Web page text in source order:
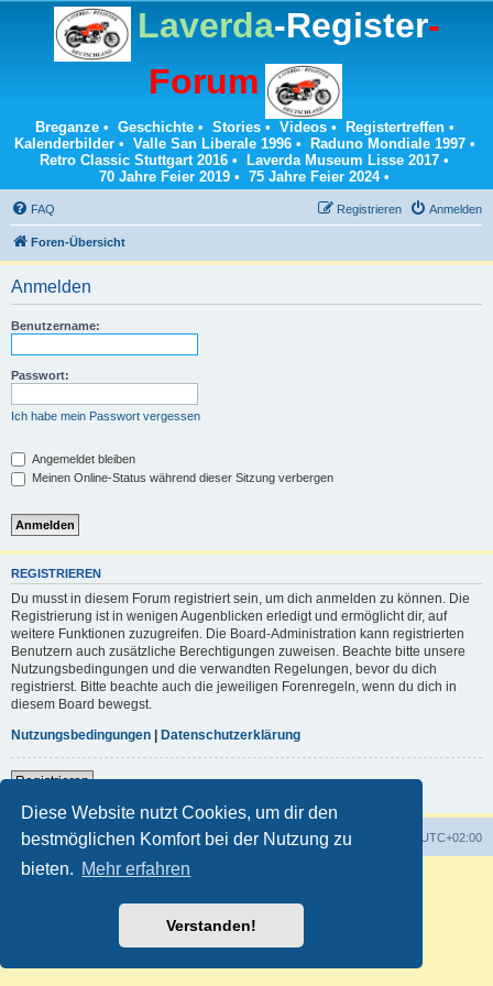
Diese Website nutzt Cookies, um dir den
bestmöglichen Komfort bei der Nutzung zu
bieten. Mehr erfahren
Verstanden!
Laverda-Register-
Forum
Breganze• Geschichte• Stories• Videos• Registertreffen•
Kalenderbilder• Valle San Liberale 1996• Raduno Mondiale 1997•
Retro Classic Stuttgart 2016 • Laverda Museum Lisse 2017 •
70 Jahre Feier 2019 • 75 Jahre Feier 2024•
FAQ Anmelden
Registrieren
Foren-Übersicht
Anmelden
Benutzername:
Passwort:
Ich habe mein Passwort vergessen
Angemeldet bleiben
Meinen Online-Status während dieser Sitzung verbergen
REGISTRIEREN
Du musst in diesem Forum registriert sein, um dich anmelden zu können. Die
Registrierung ist in wenigen Augenblicken erledigt und ermöglicht dir, auf
weitere Funktionen zuzugreifen. Die Board-Administration kann registrierten
Benutzern auch zusätzliche Berechtigungen zuweisen. Beachte bitte unsere
Nutzungsbedingungen und die verwandten Regelungen, bevor du dich
registrierst. Bitte beachte auch die jeweiligen Forenregeln, wenn du dich in
diesem Board bewegst.
Nutzungsbedingungen
Datenschutzerklärung
Registrieren
Foren-Übersicht Alle Zeiten sind UTC+02:00
Powered byphpBB